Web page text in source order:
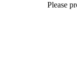
Please